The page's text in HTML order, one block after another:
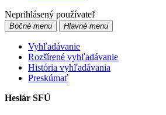
Neprihlásený používateľ
Bočné menu Hlavné menu
Vyhľadávanie
Rozšírené vyhľadávanie
História vyhľadávania
Preskúmať
Heslár SFÚ